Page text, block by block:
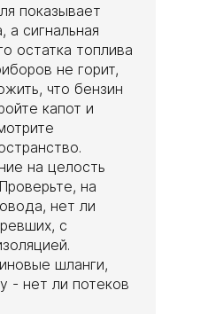
показывает
а сигнальная
остатка топлива
не горит,
что бензин
капот и
на целость
на
нет ли
с
шланги,
- нет ли потеков